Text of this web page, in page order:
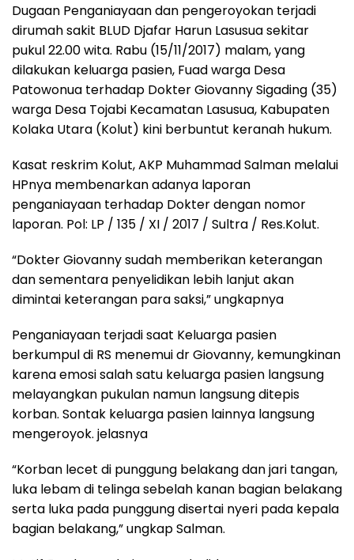
Dugaan Penganiayaan dan pengeroyokan terjadi
dirumah sakit BLUD Djafar Harun Lasusua sekitar
pukul 22.00 wita. Rabu (15/11/2017) malam, yang
dilakukan keluarga pasien, Fuad warga Desa
Patowonua terhadap Dokter Giovanny Sigading (35)
warga Desa Tojabi Kecamatan Lasusua, Kabupaten
Kolaka Utara (Kolut) kini berbuntut keranah hukum.
Kasat reskrim Kolut, AKP Muhammad Salman melalui
HPnya membenarkan adanya laporan
penganiayaan terhadap Dokter dengan nomor
laporan. Pol: LP / 135 / XI / 2017 / Sultra / Res.Kolut.
“Dokter Giovanny sudah memberikan keterangan
dan sementara penyelidikan lebih lanjut akan
dimintai keterangan para saksi,” ungkapnya
Penganiayaan terjadi saat Keluarga pasien
berkumpul di RS menemui dr Giovanny, kemungkinan
karena emosi salah satu keluarga pasien langsung
melayangkan pukulan namun langsung ditepis
korban. Sontak keluarga pasien lainnya langsung
mengeroyok. jelasnya
“Korban lecet di punggung belakang dan jari tangan,
luka lebam di telinga sebelah kanan bagian belakang
serta luka pada punggung disertai nyeri pada kepala
bagian belakang,” ungkap Salman.